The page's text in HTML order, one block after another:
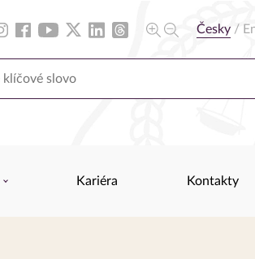
Česky /
Kariéra Kontakty